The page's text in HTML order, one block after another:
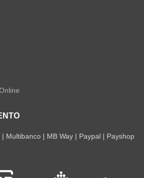
Multibanco | MB Way | Paypal | Payshop